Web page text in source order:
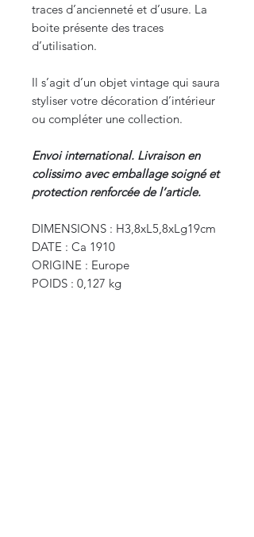
traces d’ancienneté et d’usure. La
boite présente des traces
d’utilisation.
Il s’agit d’un objet vintage qui saura
styliser votre décoration d’intérieur
ou compléter une collection.
Envoi international. Livraison en
colissimo avec emballage soigné et
protection renforcée de l’article.
DIMENSIONS : H3,8xL5,8xLg19cm
DATE : Ca 1910
ORIGINE : Europe
POIDS : 0,127 kg